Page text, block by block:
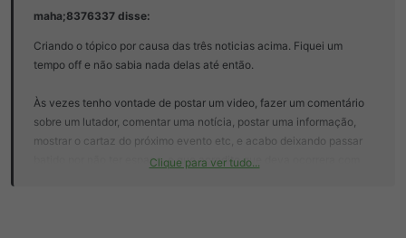
maha;8376337 disse:
Criando o tópico por causa das três noticias acima. Fiquei um
tempo off e não sabia nada delas até então.
Às vezes tenho vontade de postar um video, fazer um comentário
sobre um lutador, comentar uma notícia, postar uma informação,
mostrar o cartaz do próximo evento etc, e acabo deixando passar
batido por não ter espaço, o que acredito que deva ocorrera com
Clique para ver tudo...